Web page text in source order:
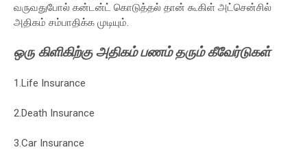
வருவதுபோல் கன்டன்ட் கொடுத்தல் தான் கூகிள் அட்சென்சில்
அதிகம் சம்பாதிக்க முடியும்.
ஒரு கிளிகிற்கு அதிகம் பணம் தரும் கீவேர்டுகள்
1.Life Insurance
2.Death Insurance
3.Car Insurance